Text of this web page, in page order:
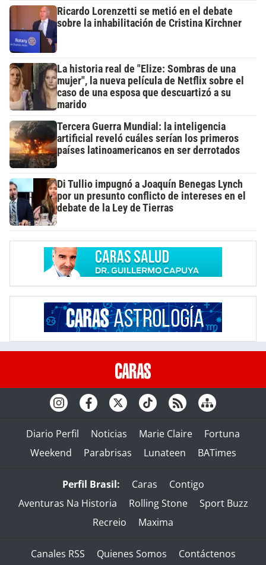
Ricardo Lorenzetti se metió en el debate
sobre la inhabilitación de Cristina Kirchner
La historia real de "Elize: Sombras de una
mujer", la nueva película de Netflix sobre el
caso de una esposa que descuartizó a su
marido
Tercera Guerra Mundial: la inteligencia
artificial reveló cuáles serían los primeros
países latinoamericanos en ser derrotados
Di Tullio impugnó a Joaquín Benegas Lynch
por un presunto conflicto de intereses en el
debate de la Ley de Tierras
Diario Perfil Noticias Marie Claire
Fortuna
Weekend
Parabrisas Lunateen BATimes
Perfil Brasil: Caras
Contigo
Aventuras Na Historia
Rolling Stone
Sport Buzz
Recreio
Maxima
Canales RSS Quienes Somos Contáctenos